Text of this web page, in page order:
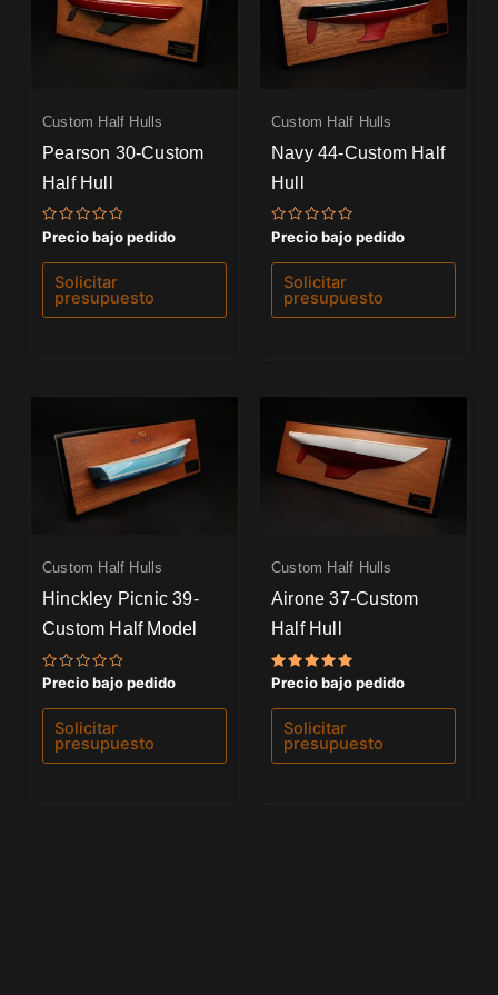
Custom Half Hulls
Pearson 30-Custom
Half Hull
Valorado
0
de
Precio bajo pedido
Solicitar
presupuesto
Custom Half Hulls
Navy 44-Custom Half
Hull
Valorado
0
de
Precio bajo pedido
Solicitar
presupuesto
Custom Half Hulls
Hinckley Picnic 39-
Custom Half Model
Valorado
0
de
Precio bajo pedido
Solicitar
presupuesto
Custom Half Hulls
Airone 37-Custom
Half Hull
Valorado
5.00
de 5
Precio bajo pedido
Solicitar
presupuesto